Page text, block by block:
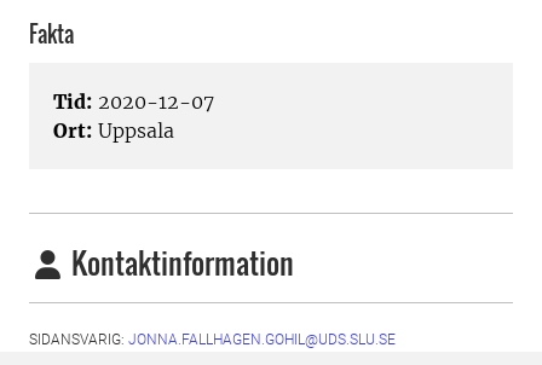
Fakta
Tid: 2020-12-07
Ort: Uppsala
Kontaktinformation
SIDANSVARIG: JONNA.FALLHAGEN.GOHIL@UDS.SLU.SE